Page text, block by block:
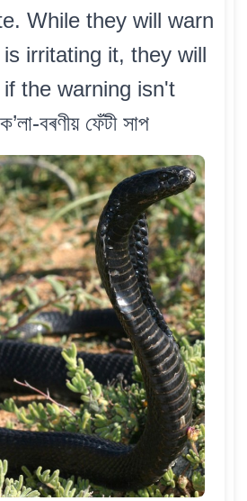
While they will warn
irritating it, they will
the warning isn't
বৰণীয় ফেঁটী সাপ